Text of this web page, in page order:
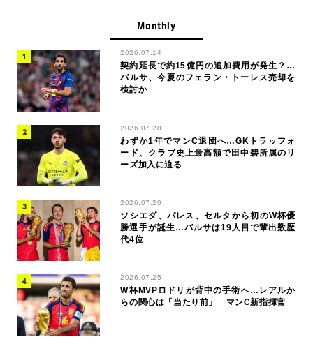
Monthly
2026.07.14
契約延長で約15億円の追加費用が発生？…
バルサ、今夏のフェラン・トーレス売却を
検討か
2026.07.28
わずか1年でマンC退団へ…GKトラッフォ
ード、クラブ史上最高額で田中碧所属のリ
ーズ加入に迫る
2026.07.20
ソシエダ、パレス、セルタから初のW杯優
勝選手が誕生…バルサは19人目で輩出数歴
代4位
2026.07.25
W杯MVPロドリが背中の手術へ…レアルか
らの関心は「当たり前」 マンC新指揮官